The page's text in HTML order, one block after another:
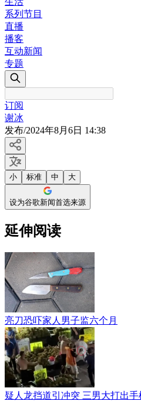
系列节目
直播
播客
互动新闻
专题
订阅
谢冰
发布/2024年8月6日 14:38
小 标准 中 大
设为谷歌新闻首选来源
延伸阅读
亮刀恐吓家人男子监六个月
疑人龙挡道引冲突 三男大打出手